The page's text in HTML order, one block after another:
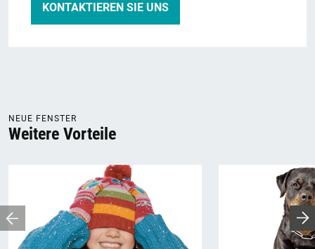
KONTAKTIEREN SIE UNS
NEUE FENSTER
Weitere Vorteile